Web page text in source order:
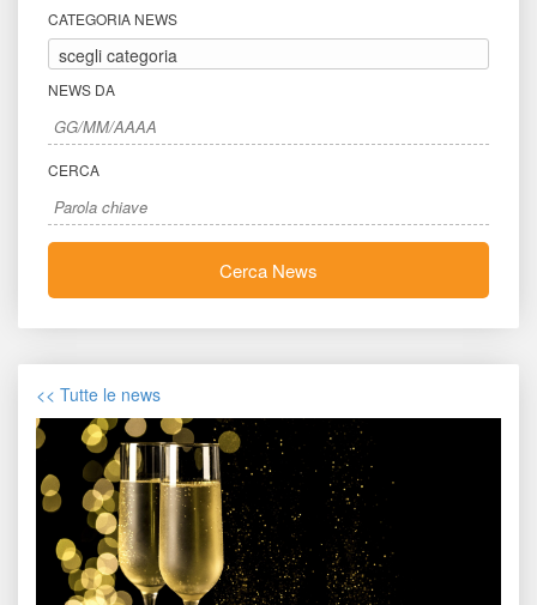
CATEGORIA NEWS
NEWS DA
CERCA
Cerca New
<< Tutte le new